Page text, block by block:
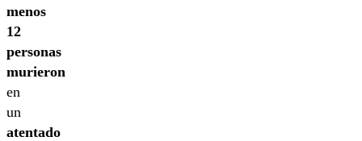
menos
12
personas
murieron
en
un
atentado